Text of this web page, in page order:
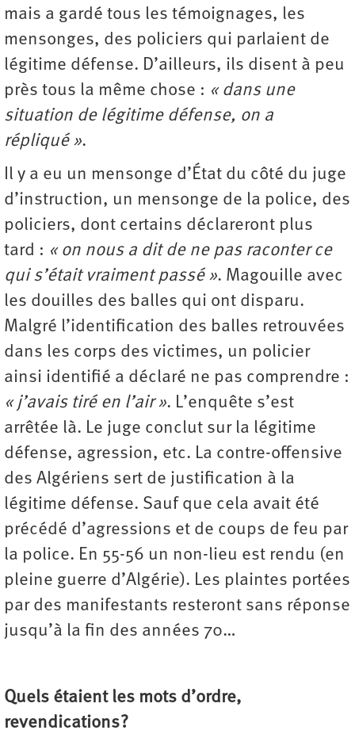
mais a gardé tous les témoignages, les
mensonges, des policiers qui parlaient de
légitime défense. D’ailleurs, ils disent à peu
près tous la même chose : « dans une
situation de légitime défense, on a
répliqué ».
Il y a eu un mensonge d’État du côté du juge
d’instruction, un mensonge de la police, des
policiers, dont certains déclareront plus
tard : « on nous a dit de ne pas raconter ce
qui s’était vraiment passé ». Magouille avec
les douilles des balles qui ont disparu.
Malgré l’identification des balles retrouvées
dans les corps des victimes, un policier
ainsi identifié a déclaré ne pas comprendre :
« j’avais tiré en l’air ». L’enquête s’est
arrêtée là. Le juge conclut sur la légitime
défense, agression, etc. La contre-offensive
des Algériens sert de justification à la
légitime défense. Sauf que cela avait été
précédé d’agressions et de coups de feu par
la police. En 55-56 un non-lieu est rendu (en
pleine guerre d’Algérie). Les plaintes portées
par des manifestants resteront sans réponse
jusqu’à la fin des années 70…
Quels étaient les mots d’ordre,
revendications ?